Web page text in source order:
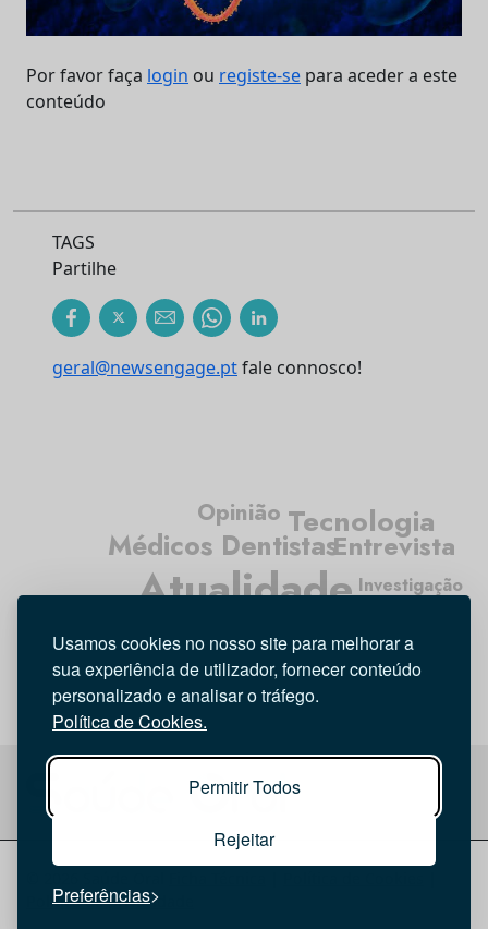
Usamos cookies no nosso site para melhorar a
sua experiência de utilizador, fornecer conteúdo
personalizado e analisar o tráfego.
Política de Cookies.
Permitir Todos
Rejeitar
Preferências
Por favor faça login ou registe-se para aceder a este
conteúdo
TAGS
Partilhe
geral@newsengage.ptfale connosco!
Atualidade
Médicos Dentistas
Higiene Oral
Entrevista
Opinião Tecnologia
Investigação
Política de privacidade